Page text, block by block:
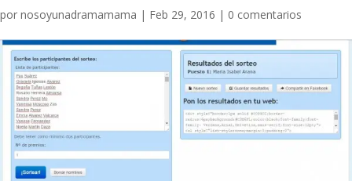
por nosoyunadramamama | Feb 29, 2016 | 0 comentarios